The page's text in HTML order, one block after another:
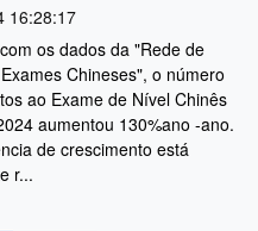
16:28:17
os dados da "Rede de
Chineses", o número
ao Exame de Nível Chinês
aumentou 130%ano -ano.
de crescimento está
r...